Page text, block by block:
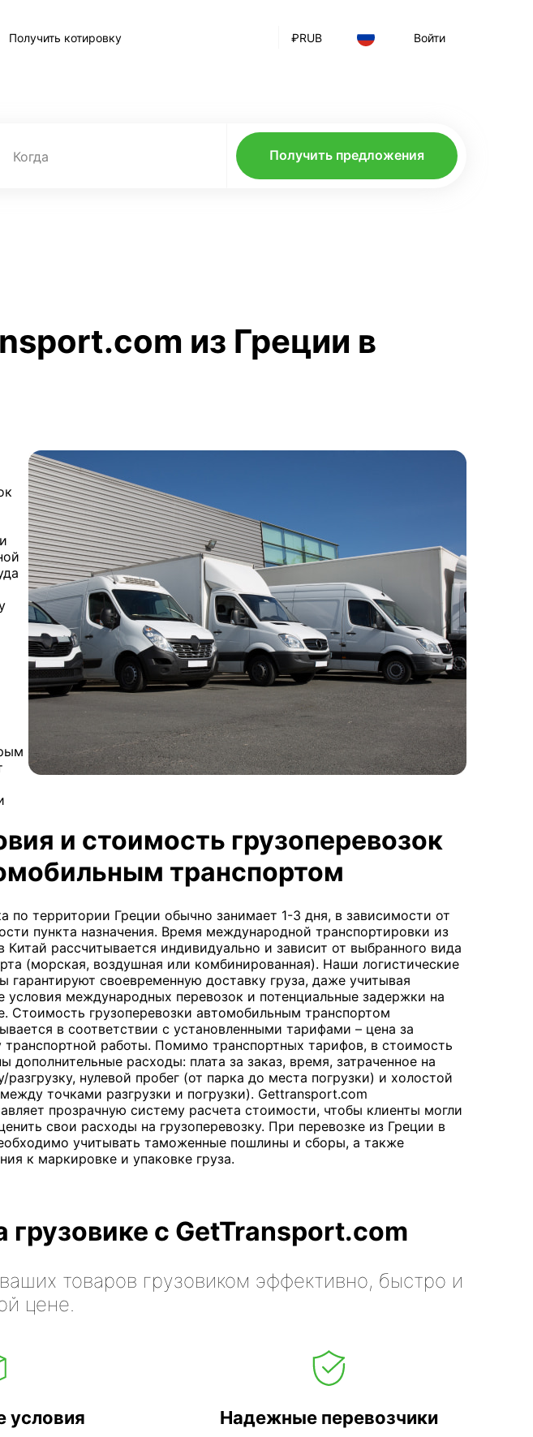
₽RUB Войти
Получить котировку
Когда Получить предложения
из Греции в
и стоимость грузоперевозок
транспортом
по территории Греции обычно занимает 1-3 дня, в зависимости от
пункта назначения. Время международной транспортировки из
Китай рассчитывается индивидуально и зависит от выбранного вида
(морская, воздушная или комбинированная). Наши логистические
гарантируют своевременную доставку груза, даже учитывая
условия международных перевозок и потенциальные задержки на
Стоимость грузоперевозки автомобильным транспортом
в соответствии с установленными тарифами – цена за
транспортной работы. Помимо транспортных тарифов, в стоимость
дополнительные расходы: плата за заказ, время, затраченное на
разгрузку, нулевой пробег (от парка до места погрузки) и холостой
точками разгрузки и погрузки). Gettransport.com
прозрачную систему расчета стоимости, чтобы клиенты могли
свои расходы на грузоперевозку. При перевозке из Греции в
учитывать таможенные пошлины и сборы, а также
к маркировке и упаковке груза.
с GetTransport.com
товаров грузовиком эффективно, быстро и
цене.
условия Надежные перевозчики